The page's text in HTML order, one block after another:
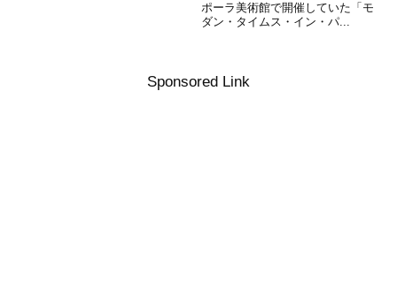
ポーラ美術館で開催していた「モ
ダン・タイムス・イン・パ...
Sponsored Link